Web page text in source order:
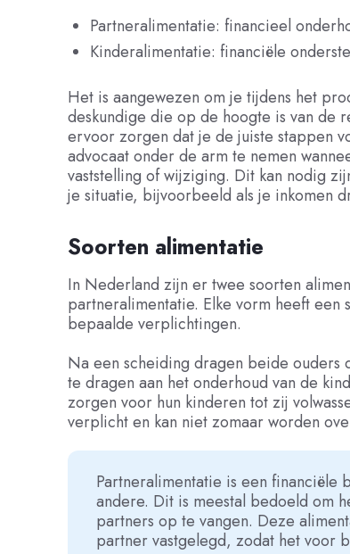
Partneralimentatie: financieel
Kinderalimentatie: financiële
Het is aangewezen om je tijdens het
deskundige die op de hoogte is van de
ervoor zorgen dat je de juiste stappen
advocaat onder de arm te nemen
vaststelling of wijziging. Dit kan nodig
je situatie, bijvoorbeeld als je inkomen
Soorten alimentatie
In Nederland zijn er twee soorten
partneralimentatie. Elke vorm heeft
bepaalde verplichtingen.
Na een scheiding dragen beide
te dragen aan het onderhoud van de
zorgen voor hun kinderen tot zij
verplicht en kan niet zomaar worden
Partneralimentatie is een financiële
andere. Dit is meestal bedoeld om
partners op te vangen. Deze
partner vastgelegd, zodat het voor